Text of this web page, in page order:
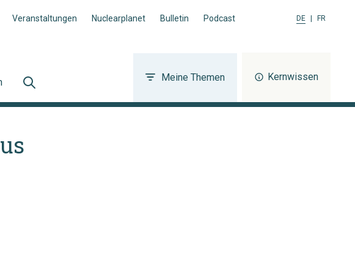
Veranstaltungen Nuclearplanet Bulletin Podcast DE FR
Meine Themen Kernwissen